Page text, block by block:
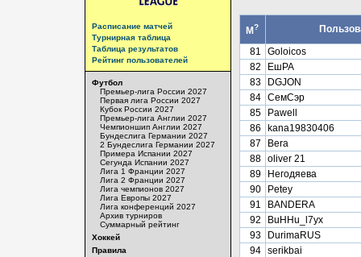
Расписание матчей
Турнирная таблица
Таблица результатов
Рейтинг пользователей
Футбол
Премьер-лига России 2027
Первая лига России 2027
Кубок России 2027
Премьер-лига Англии 2027
Чемпионшип Англии 2027
Бундеслига Германии 2027
2 Бундеслига Германии 2027
Примера Испании 2027
Сегунда Испании 2027
Лига 1 Франции 2027
Лига 2 Франции 2027
Лига чемпионов 2027
Лига Европы 2027
Лига конференций 2027
Архив турниров
Суммарный рейтинг
Хоккей
Правила
М?
81
Goloicos
82
ЕшРА
83
DGJON
84 СемСэр
85
Pawell
86
kana19830406
87
Bera
88 oliver 21
89
Негодяева
90
Petey
91
BANDERA
92
BuHHu_l7yx
93
DurimaRUS
94 serikbai